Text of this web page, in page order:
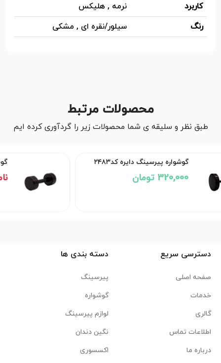
کاربرد
نرمه , هلیکس
رنگ
سیلور/نقره ای , مشکی
محصولات مرتبط
طبق نظر و سلیقه ی شما محصولات زیر را گردآوری کرده ایم
گوشواره پیرسینگ دایره کد۲۴۷۵
دسترسی سریع
صفحه اصلی
خدمات
گالری
اطلاعات تماس
درباره ما
دسته بندی ها
پیرسینگ
گوشواره
لوازم پیرسینگ
نگین دندان
اکسسوری